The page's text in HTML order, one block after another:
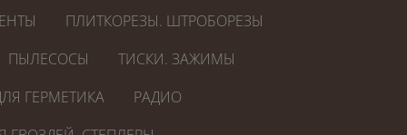
ПЛИТКОРЕЗЫ. ШТРОБОРЕЗЫ
ПЫЛЕСОСЫ
ТИСКИ. ЗАЖИМЫ
ГЕРМЕТИКА
РАДИО